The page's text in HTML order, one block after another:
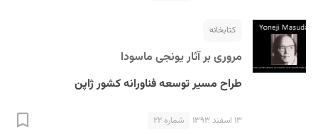
کتابخانه
مروری بر آثار یونجی ماسودا
طراح مسیر توسعه فناورانه کشور ژاپن
۱۳ اسفند ۱۳۹۳ شماره ۲۲